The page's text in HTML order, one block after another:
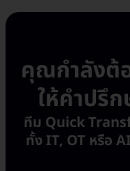
คุณกำลังต้
ให้คำปรึ
ทีม Quick
ทั้ง IT, OT หรือ